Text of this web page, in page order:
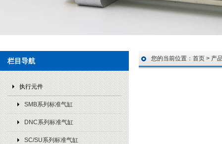
栏目导航
执行元件
SMB系列标准气缸
DNC系列标准气缸
SC/SU系列标准气缸
您的当前位置： 首页 > 产